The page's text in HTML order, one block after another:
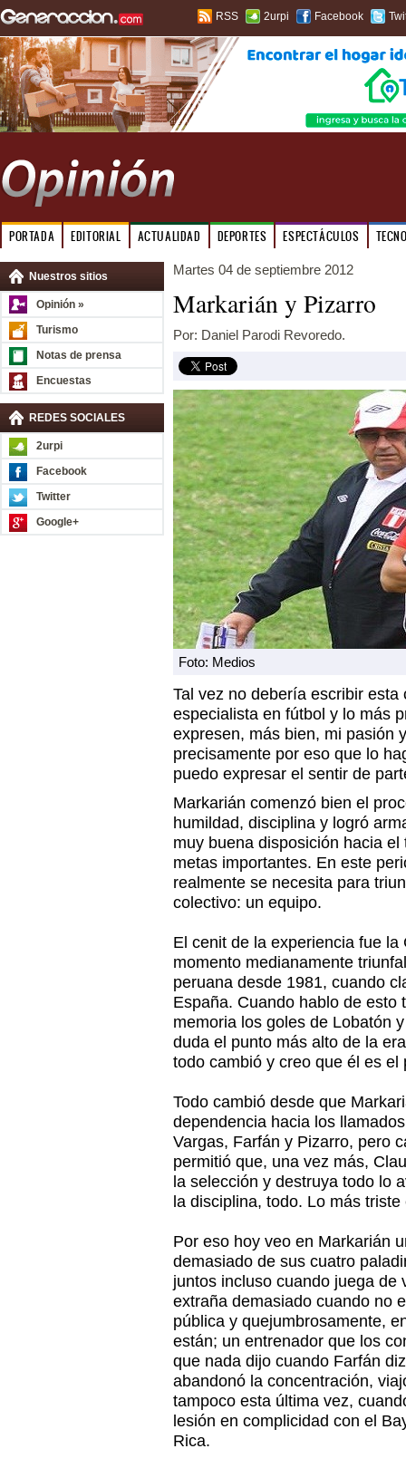
RSS 2urpi Facebook
PORTADA EDITORIAL ACTUALIDAD DEPORTES ESPECTÁCULOS
Nuestros sitios
Opinión »
Turismo
Notas de prensa
Encuestas
REDES SOCIALES
2urpi
Facebook
Twitter
Google+
Martes 04 de septiembre 2012
Markarián y Pizarro
Por: Daniel Parodi Revoredo.
Foto: Medios
Tal vez no debería escribir
especialista en fútbol y lo más
expresen, más bien, mi pasión
precisamente por eso que lo
puedo expresar el sentir de
Markarián comenzó bien el
humildad, disciplina y logró
muy buena disposición hacia
metas importantes. En este
realmente se necesita para
colectivo: un equipo.
El cenit de la experiencia fue
momento medianamente
peruana desde 1981, cuando
España. Cuando hablo de esto
memoria los goles de Lobatón
duda el punto más alto de la
todo cambió y creo que él es el
Todo cambió desde que
dependencia hacia los
Vargas, Farfán y Pizarro, pero
permitió que, una vez más,
la selección y destruya todo lo
la disciplina, todo. Lo más
Por eso hoy veo en Markarián
demasiado de sus cuatro
juntos incluso cuando juega de
extraña demasiado cuando no
pública y quejumbrosamente,
están; un entrenador que los
que nada dijo cuando Farfán
abandonó la concentración,
tampoco esta última vez,
lesión en complicidad con el
Rica.